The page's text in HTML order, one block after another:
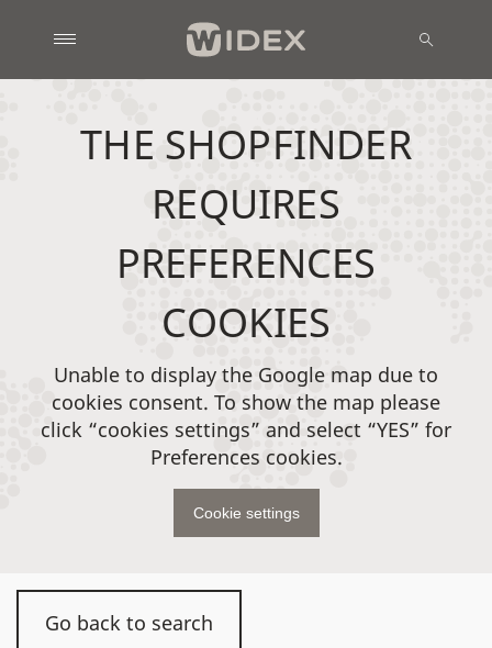
Go back to search
THE SHOPFINDER
REQUIRES
PREFERENCES
COOKIES
Unable to display the Google map due to
cookies consent. To show the map please
click “cookies settings” and select “YES” for
Preferences cookies.
Cookie settings